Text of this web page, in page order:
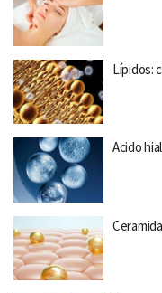
Lípidos:
Acido